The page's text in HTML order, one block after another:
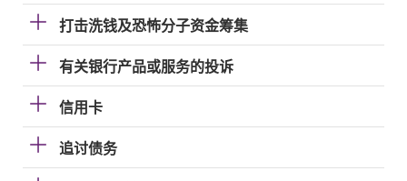
打击洗钱及恐怖分子资金筹集
有关银行产品或服务的投诉
信用卡
追讨债务